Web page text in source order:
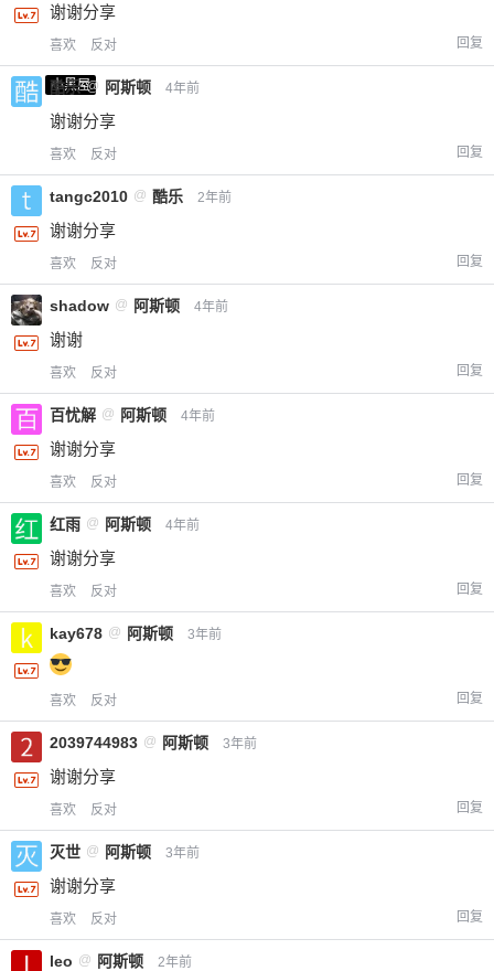
2
谢谢分享
喜欢 反对 回复
小黑屋
酷乐 @ 阿斯顿 4年前
谢谢分享
喜欢 反对 回复
tangc2010 @ 酷乐 2年前
谢谢分享
喜欢 反对 回复
shadow @ 阿斯顿 4年前
谢谢
喜欢 反对 回复
百忧解 @ 阿斯顿 4年前
谢谢分享
喜欢 反对 回复
红雨 @ 阿斯顿 4年前
谢谢分享
喜欢 反对 回复
kay678 @ 阿斯顿 3年前
喜欢 反对 回复
2039744983 @ 阿斯顿 3年前
谢谢分享
喜欢 反对 回复
灭世 @ 阿斯顿 3年前
谢谢分享
喜欢 反对 回复
leo @ 阿斯顿 2年前
限。
忘记密码？ 找回